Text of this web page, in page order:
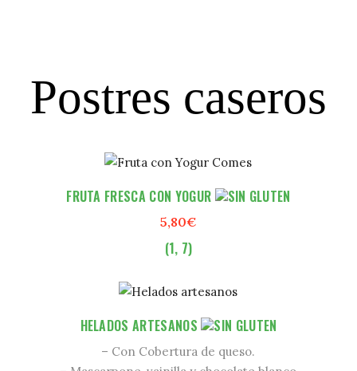
Postres caseros
FRUTA FRESCA CON YOGUR
5,80€
(1, 7)
HELADOS ARTESANOS
– Con Cobertura de queso.